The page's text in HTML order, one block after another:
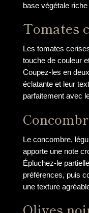
base végétale
Tomates
Les tomates
touche de couleur
Coupez-les en
éclatante et leur
parfaitement avec
Le concombre,
apporte une note
Épluchez-le
préférences, puis
une texture